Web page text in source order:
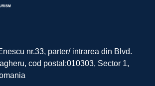
nr.33, parter/ intrarea din Blvd.
cod postal:010303, Sector 1,